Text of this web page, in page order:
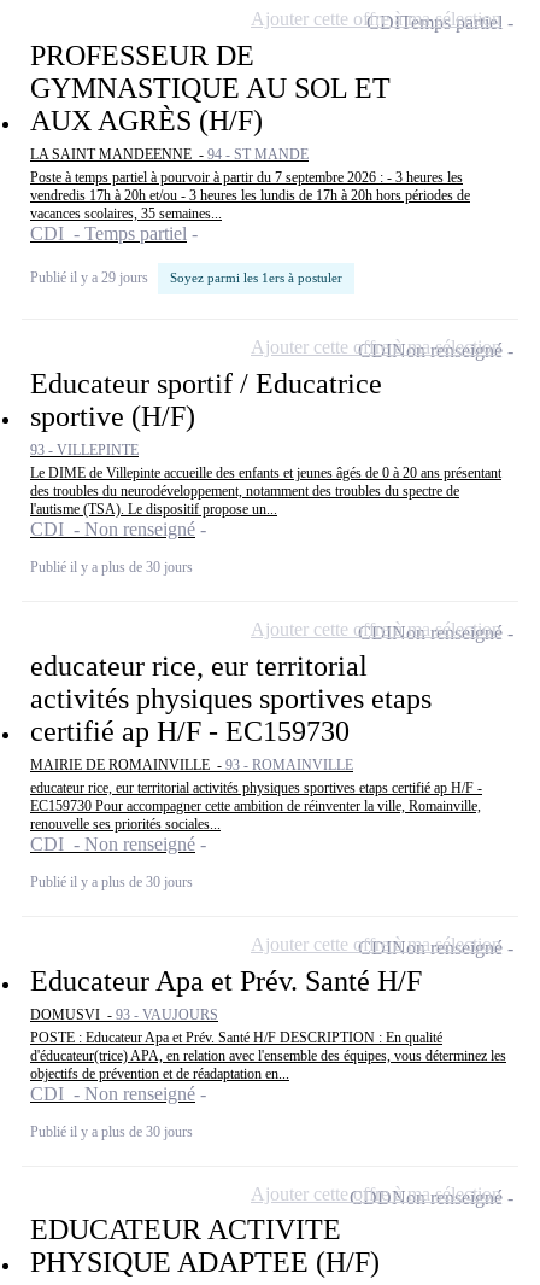
PROFESSEUR DE
GYMNASTIQUE AU SOL ET
AUX AGRÈS (H/F)
LA SAINT MANDEENNE - 94 - ST MANDE
Poste à temps partiel à pourvoir à partir du 7 septembre 2026 : - 3 heures les
vendredis 17h à 20h et/ou - 3 heures les lundis de 17h à 20h hors périodes de
vacances scolaires, 35 semaines...
CDI - Temps partiel
Publié il y a 29 jours Soyez parmi les 1ers à postuler
CDITemps partiel
Ajouter cette offre à ma sélection
Educateur sportif / Educatrice
sportive (H/F)
93 - VILLEPINTE
Le DIME de Villepinte accueille des enfants et jeunes âgés de 0 à 20 ans présentant
des troubles du neurodéveloppement, notamment des troubles du spectre de
l'autisme (TSA). Le dispositif propose un...
CDI - Non renseigné
Publié il y a plus de 30 jours
CDINon renseigné
Ajouter cette offre à ma sélection
educateur rice, eur territorial
activités physiques sportives etaps
certifié ap H/F - EC159730
MAIRIE DE ROMAINVILLE - 93 - ROMAINVILLE
educateur rice, eur territorial activités physiques sportives etaps certifié ap H/F -
EC159730 Pour accompagner cette ambition de réinventer la ville, Romainville,
renouvelle ses priorités sociales...
CDI - Non renseigné
Publié il y a plus de 30 jours
CDINon renseigné
Ajouter cette offre à ma sélection
Educateur Apa et Prév. Santé H/F
DOMUSVI - 93 - VAUJOURS
POSTE : Educateur Apa et Prév. Santé H/F DESCRIPTION : En qualité
d'éducateur(trice) APA, en relation avec l'ensemble des équipes, vous déterminez les
objectifs de prévention et de réadaptation en...
CDI - Non renseigné
Publié il y a plus de 30 jours
CDINon renseigné
Ajouter cette offre à ma sélection
EDUCATEUR ACTIVITE
PHYSIQUE ADAPTEE (H/F)
CDDNon renseigné
Ajouter cette offre à ma sélection